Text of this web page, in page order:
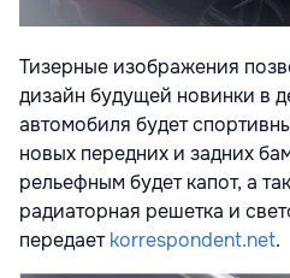
Тизерные изображения
дизайн будущей новинки в
автомобиля будет
новых передних и задних
рельефным будет капот, а
радиаторная решетка и
передаетkorrespondent.net.